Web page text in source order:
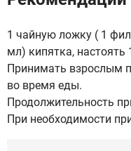
1 чайную ложку ( 1
мл) кипятка, настоять
Принимать взрослым
во время еды.
Продолжительность
При необходимости